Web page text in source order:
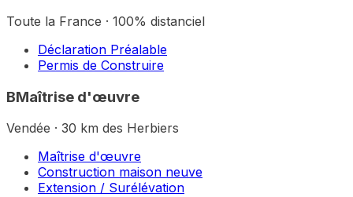
Toute la France · 100% distanciel
Déclaration Préalable
Permis de Construire
BMaîtrise d'œuvre
Vendée · 30 km des Herbiers
Maîtrise d'œuvre
Construction maison neuve
Extension / Surélévation